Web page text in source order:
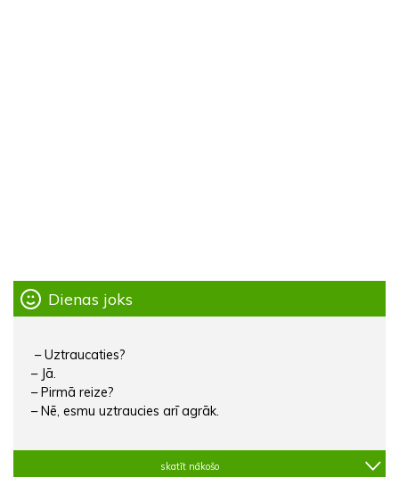
Dienas joks
– Uztraucaties?
– Jā.
– Pirmā reize?
– Nē, esmu uztraucies arī agrāk.
skatīt nākošo